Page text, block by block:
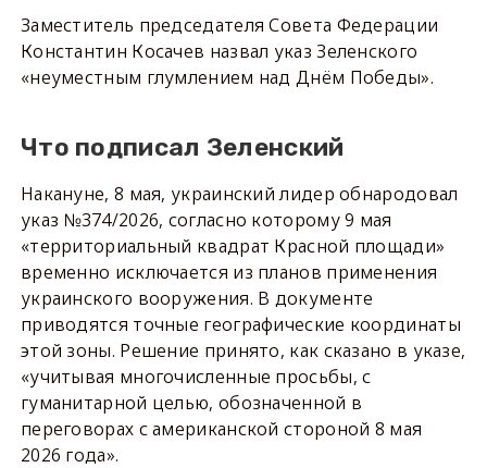
Заместитель председателя Совета Федерации
Константин Косачев назвал указ Зеленского
«неуместным глумлением над Днём Победы».
Что подписал Зеленский
Накануне, 8 мая, украинский лидер обнародовал
указ №374/2026, согласно которому 9 мая
«территориальный квадрат Красной площади»
временно исключается из планов применения
украинского вооружения. В документе
приводятся точные географические координаты
этой зоны. Решение принято, как сказано в указе,
«учитывая многочисленные просьбы, с
гуманитарной целью, обозначенной в
переговорах с американской стороной 8 мая
2026 года».